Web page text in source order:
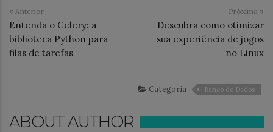
Anterior
Entenda o Celery: a
biblioteca Python para
filas de tarefas
Próxima
Descubra como otimizar
sua experiência de jogos
no Linux
Categoria Banco de Dados
ABOUT AUTHOR